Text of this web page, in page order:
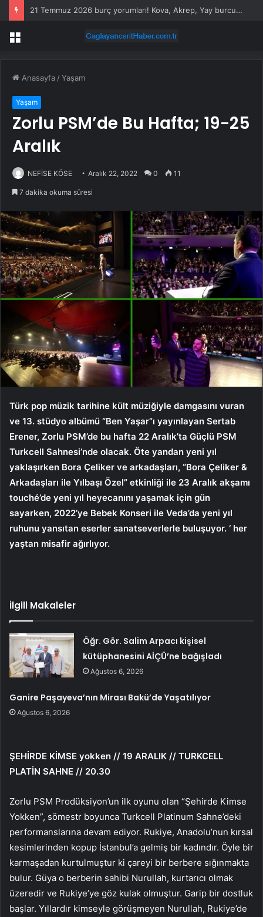
21 Temmuz 2026 burç yorumları! Kova, Akrep, Yay burcu yorumu… AŞK, EVLİLİK, SAĞLIK yorumları ne diyor?
Menü
Anasayfa /Yaşam
Yaşam
Zorlu PSM’de Bu Hafta; 19-25
Aralık
NEFİSE KÖSE Aralık 22, 2022 0 11
7 dakika okuma süresi
Türk pop müzik tarihine kült müziğiyle damgasını vuran
ve 13. stüdyo albümü “Ben Yaşar”ı yayınlayan Sertab
Erener, Zorlu PSM’de bu hafta 22 Aralık’ta Güçlü PSM
Turkcell Sahnesi’nde olacak. Öte yandan yeni yıl
yaklaşırken Bora Çeliker ve arkadaşları, “Bora Çeliker &
Arkadaşları ile Yılbaşı Özel” etkinliği ile 23 Aralık akşamı
touché’de yeni yıl heyecanını yaşamak için gün
sayarken, 2022’ye Bebek Konseri ile Veda’da yeni yıl
ruhunu yansıtan eserler sanatseverlerle buluşuyor. ‘ her
yaştan misafir ağırlıyor.
İlgili Makaleler
Öğr. Gör. Salim Arpacı kişisel
kütüphanesini AİÇÜ’ne bağışladı
Ağustos 6, 2026
Ganire Paşayeva’nın Mirası Bakü’de Yaşatılıyor
Ağustos 6, 2026
ŞEHİRDE KİMSE yokken // 19 ARALIK // TURKCELL
PLATİN SAHNE // 20.30
Zorlu PSM Prodüksiyon’un ilk oyunu olan “Şehirde Kimse
Yokken”, sömestr boyunca Turkcell Platinum Sahne’deki
performanslarına devam ediyor. Rukiye, Anadolu’nun kırsal
kesimlerinden kopup İstanbul’a gelmiş bir kadındır. Öyle bir
karmaşadan kurtulmuştur ki çareyi bir berbere sığınmakta
bulur. Güya o berberin sahibi Nurullah, kurtarıcı olmak
üzeredir ve Rukiye’ye göz kulak olmuştur. Garip bir dostluk
başlar. Yıllardır kimseyle görüşmeyen Nurullah, Rukiye’de